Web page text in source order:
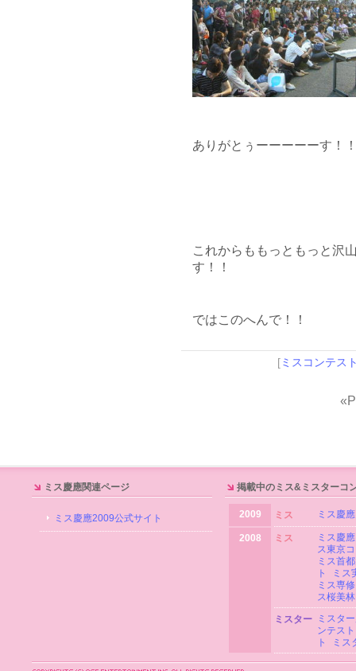
ありがとぅーーーーーす！
これからももっともっと沢
す！！
ではこのへんで！！
[ミスコンテス
ミス慶應関連ページ
ミス慶應2009公式サイト
掲載中のミス&ミスターコ
2009 ミス ミス慶
2008 ミス
ミス慶
ス東京
ミス首
ト
ミス
ミス専
ス桜美
ミスター
ミスタ
ンテスト
ト
ミス